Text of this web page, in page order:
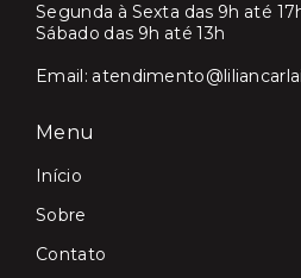
Segunda à Sexta das 9h até
Sábado das 9h até 13h
Email:
Menu
Início
Sobre
Contato